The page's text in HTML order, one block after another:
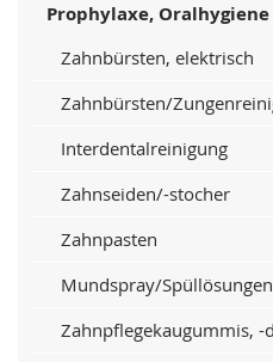
Prophylaxe, Oralhygiene
Zahnbürsten, elektrisch
Zahnbürsten/
Interdentalreinigung
Zahnseiden/-stocher
Zahnpasten
Mundspray/Spüllösungen
Zahnpflegekaugummis, -